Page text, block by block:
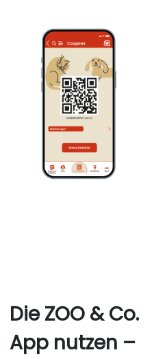
Die ZOO & Co.
App nutzen –